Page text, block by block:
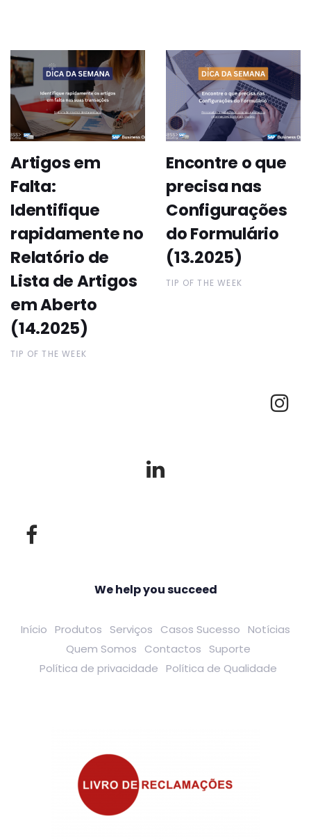
Artigos em
Falta:
Identifique
rapidamente no
Relatório de
Lista de Artigos
em Aberto
(14.2025)
TIP OF THE WEEK
Encontre o que
precisa nas
Configurações
do Formulário
(13.2025)
TIP OF THE WEEK
We help you succeed
Início Produtos Serviços Casos Sucesso Notícias
Quem Somos
Contactos
Suporte
Política de privacidade Política de Qualidade